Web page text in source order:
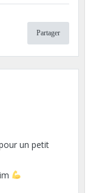
Partager
un petit